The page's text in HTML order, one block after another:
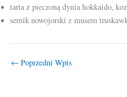
tarta z pieczoną dynia hokkaido,
sernik nowojorski z musem
← Poprzedni Wpis